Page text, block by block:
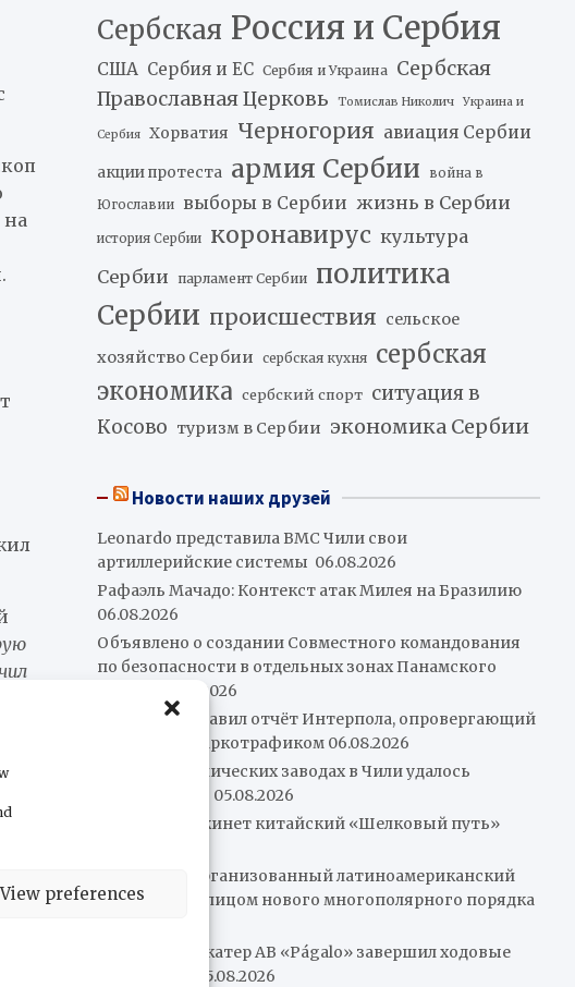
View preferences
на
ЕС, а
Сербская Россия и Сербия
США Сербия и ЕС Сербия и Украина
Сербская
Православная Церковь
Томислав Николич Украина и
Сербия Хорватия Черногория авиация Сербии
акции протеста армия Сербии война в
Югославии выборы в Сербии жизнь в Сербии
история Сербии коронавирус культура
Сербии
парламент Сербии политика
Сербии происшествия сельское
хозяйство Сербии
сербская кухня сербская
экономика сербский спорт ситуация в
Косово туризм в Сербии экономика Сербии
Новости наших друзей
Leonardo представила ВМС Чили свои
артиллерийские системы 06.08.2026
Рафаэль Мачадо: Контекст атак Милея на Бразилию
06.08.2026
Объявлено о создании Совместного командования
по безопасности в отдельных зонах Панамского
06.08.2026
Петро представил отчёт Интерпола, опровергающий
его связи с наркотрафиком 06.08.2026
Пожар на химических заводах в Чили удалось
05.08.2026
Колумбия покинет китайский «Шелковый путь»
Нам нужен организованный латиноамериканский
рынок перед лицом нового многополярного порядка
Патрульный катер AB «Págalo» завершил ходовые
05.08.2026